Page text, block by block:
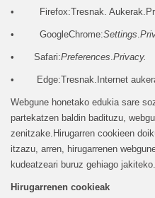
• Firefox:Tresnak.
• GoogleChrome:Settings.
• Safari:Preferences.Privacy.
• Edge:Tresnak.Internet
Webgune honetako edukia sare
partekatzen baldin badituzu,
zenitzake.Hirugarren cookieen
itzazu, arren, hirugarrenen
kudeatzeari buruz gehiago jakiteko.
Hirugarrenen cookieak